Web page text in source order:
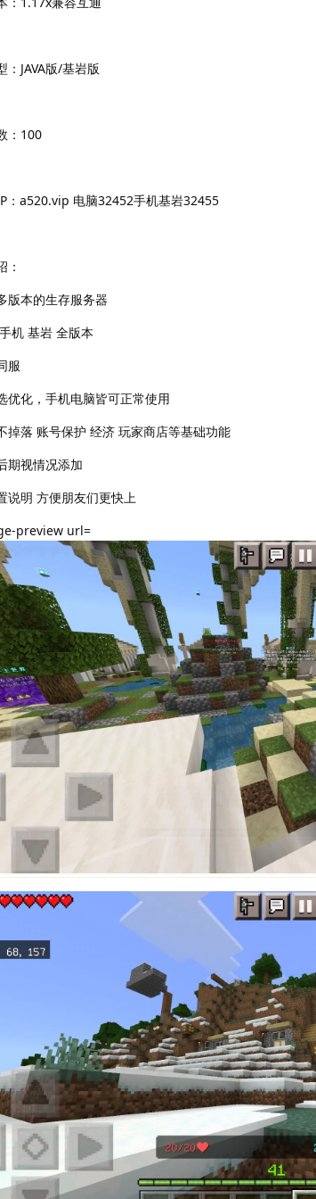
：JAVA版/基岩版
：100
：a520.vip 电脑32452手机基岩32455
：
版本的生存服务器
机 基岩 全版本
服
优化，手机电脑皆可正常使用
掉落 账号保护 经济 玩家商店等基础功能
期视情况添加
说明 方便朋友们更快上
preview url=